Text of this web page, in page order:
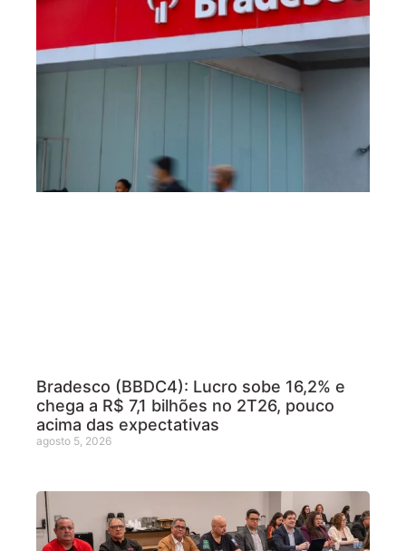
Bradesco (BBDC4): Lucro sobe 16,2% e
chega a R$ 7,1 bilhões no 2T26, pouco
acima das expectativas
agosto 5, 2026